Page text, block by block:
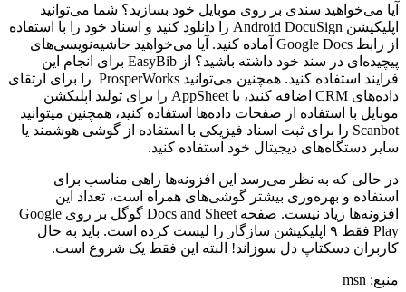
آیا می‌خواهید سندی بر روی موبایل خود بسازید؟ شما می‌توانید
اپلیکیشن Android DocuSign را دانلود کنید و اسناد خود را با استفاده
از رابط Google Docs آماده کنید. آیا می‌خواهید حاشیه‌نویسی‌های
پیچیده‌ای در سند خود داشته باشید؟ از EasyBib برای انجام این
فرایند استفاده کنید. همچنین می‌توانید ProsperWorks را برای ارتقای
داده‌های CRM اضافه کنید، یا AppSheet را برای تولید اپلیکشن
موبایل با استفاده از صفحات داده‌ها استفاده کنید، همچنین می‎توانید
Scanbot را برای ثبت اسناد فیزیکی با استفاده از گوشی هوشمند یا
سایر دستگاه‌های دیجیتال خود استفاده کنید.
در حالی که به نظر می‌رسد این افزونه‌ها راهی مناسب برای
استفاده و بهره‌وری بیشتر گوشی‌های همراه است، تعداد این
افزونه‌ها زیاد نیست. صفحه Docs and Sheet گوگل بر روی Google
Play فقط ۹ اپلیکیشن سازگار را لیست کرده است. باید به حال
کاربران دسکتاپ دل سوزاند! البته این فقط یک شروع است.
منبع: msn